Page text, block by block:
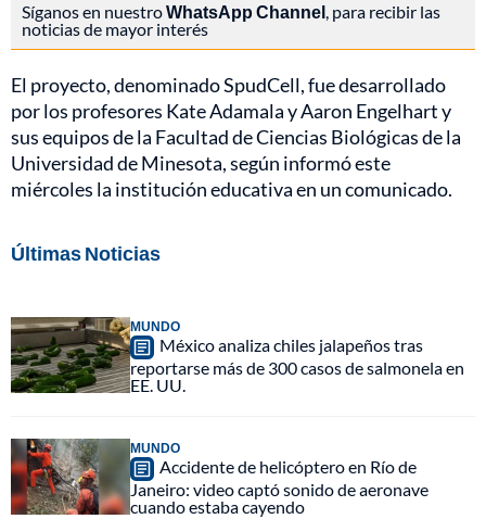
Síganos en nuestroWhatsApp Channel, para recibir las
noticias de mayor interés
El proyecto, denominado SpudCell, fue desarrollado
por los profesores Kate Adamala y Aaron Engelhart y
sus equipos de la Facultad de Ciencias Biológicas de la
Universidad de Minesota, según informó este
miércoles la institución educativa en un comunicado.
Últimas Noticias
MUNDO
México analiza chiles jalapeños tras
reportarse más de 300 casos de salmonela en
EE. UU.
MUNDO
Accidente de helicóptero en Río de
Janeiro: video captó sonido de aeronave
cuando estaba cayendo